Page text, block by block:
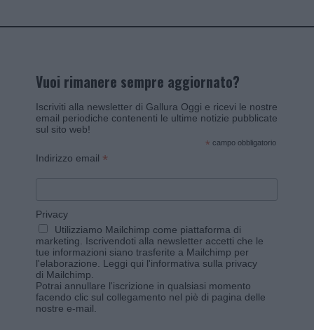
Vuoi rimanere sempre aggiornato?
Iscriviti alla newsletter di Gallura Oggi e ricevi le nostre
email periodiche contenenti le ultime notizie pubblicate
sul sito web!
* campo obbligatorio
Indirizzo email *
Privacy
Utilizziamo Mailchimp come piattaforma di
marketing. Iscrivendoti alla newsletter accetti che le
tue informazioni siano trasferite a Mailchimp per
l'elaborazione. Leggi qui l'informativa sulla privacy
di Mailchimp
Potrai annullare l'iscrizione in qualsiasi momento
facendo clic sul collegamento nel piè di pagina delle
nostre e-mail.